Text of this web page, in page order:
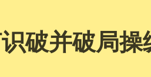
破并破局操